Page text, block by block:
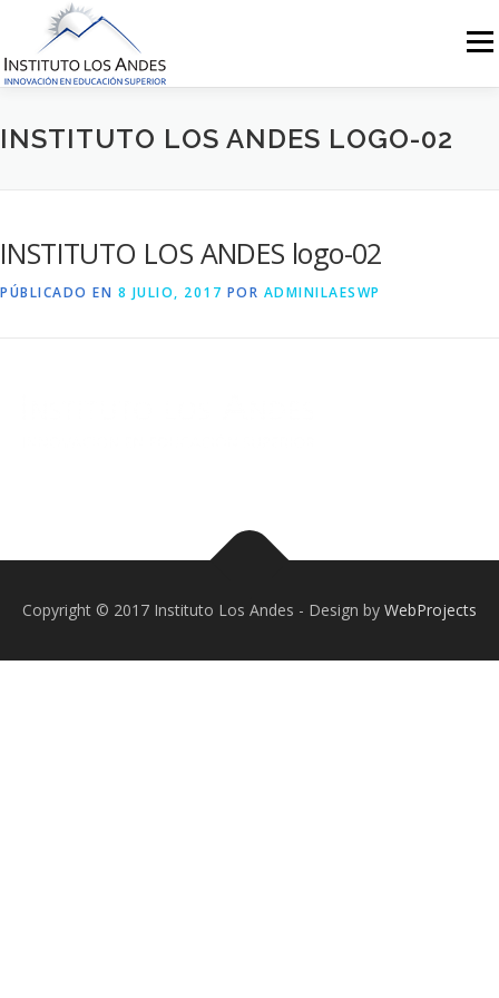
contenido
Menú
INSTITUTO LOS ANDES LOGO-02
INSTITUTO LOS ANDES logo-02
PÚBLICADO EN 8 JULIO, 2017 POR ADMINILAESWP
Copyright © 2017 Instituto Los Andes - Design by WebProjects